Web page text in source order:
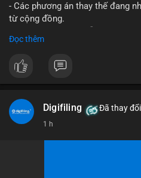
- Các phương án thay thế đang
từ cộng đồng.
về pháp lý.
#binancesquare
#vlikevn #titanbot
Đọc thêm
Digifiling Đã thay đổi
1 h